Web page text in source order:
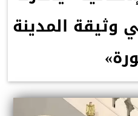
وثيقة المدينة